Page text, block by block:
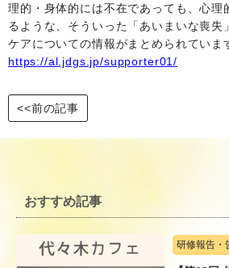
理的・身体的には不在であっても、心理
るような、そういった「あいまいな喪失
ケアについての情報がまとめられていま
https://al.jdgs.jp/supporter01/
<<前の記事
おすすめ記事
研修報告・